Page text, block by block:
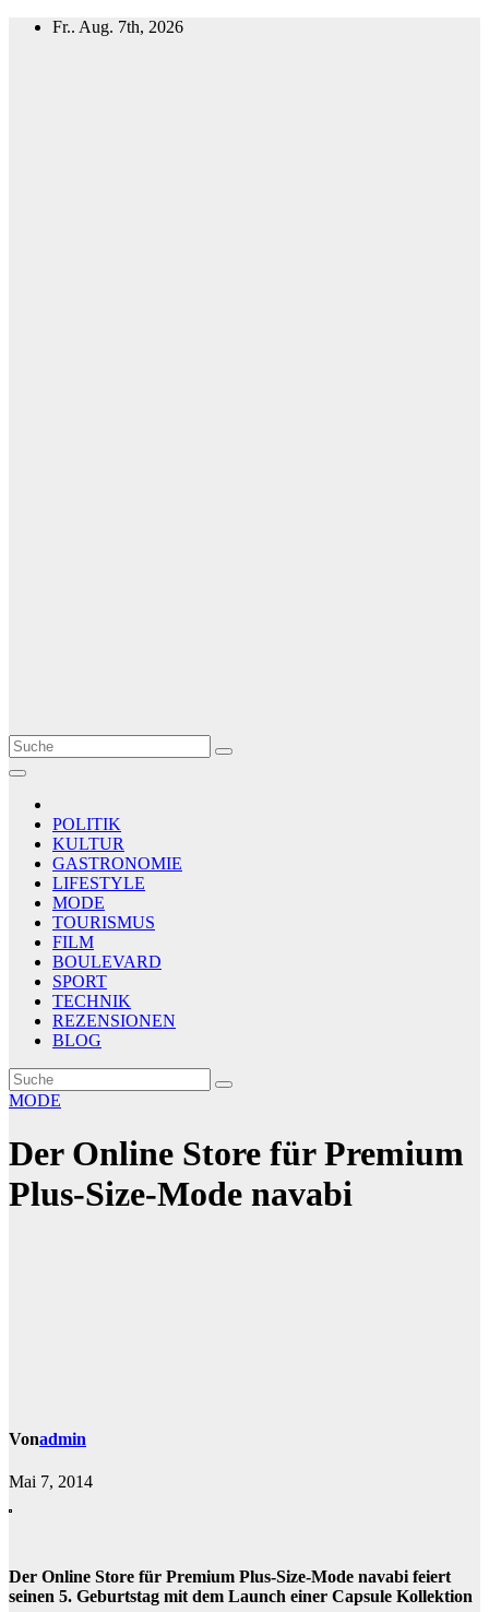
Zum
Fr.. Aug. 7th, 2026
Le Matin
AGENCE DE PRESSE
POLITIK
KULTUR
GASTRONOMIE
LIFESTYLE
MODE
TOURISMUS
FILM
BOULEVARD
SPORT
TECHNIK
REZENSIONEN
BLOG
MODE
Der Online Store für Premium
Plus-Size-Mode navabi
Vonadmin
Mai 7, 2014
Der Online Store für Premium Plus-Size-Mode navabi feiert
seinen 5. Geburtstag mit dem Launch einer Capsule Kollektion